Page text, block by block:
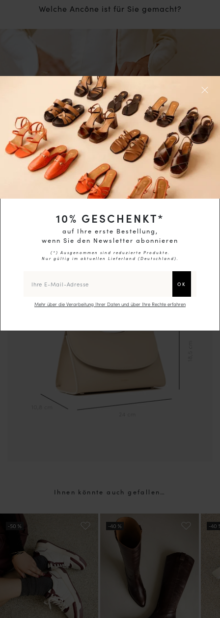
Welche Ancône ist für Sie gemacht?
Ihnen könnte auch gefallen…
10% GESCHENKT*
auf Ihre erste Bestellung,
wenn Sie den Newsletter abonnieren
(*) Ausgenommen sind reduzierte Produkte.
Nur gültig im aktuellen Lieferland (Deutschland).
Mehr über die Verarbeitung Ihrer Daten und über Ihre Rechte erfahren